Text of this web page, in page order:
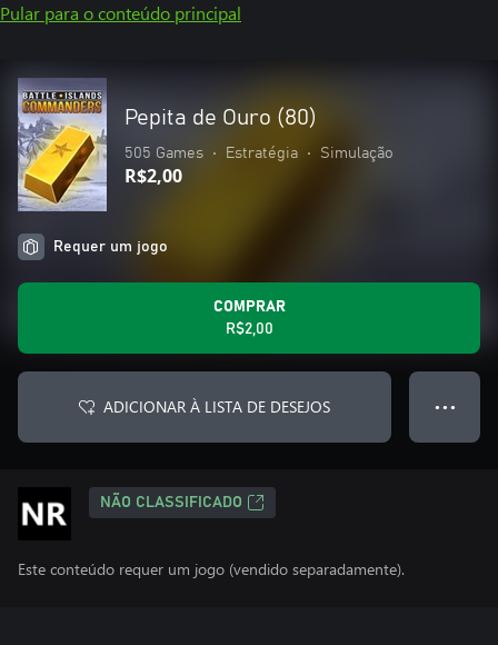
Pular para o conteúdo principal
Pepita de Ouro (80)
505 Games • Estratégia • Simulação
R$2,00
Requer um jogo
COMPRAR
R$2,00
ADICIONAR À LISTA DE DESEJOS ● ● ●
NÃO CLASSIFICADO
Este conteúdo requer um jogo (vendido separadamente).